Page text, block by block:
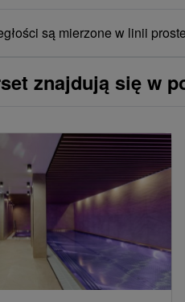
są mierzone w linii
znajdują się w